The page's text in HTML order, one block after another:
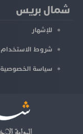
شمال بريس
للإشهار
شروط الاستخدام
سياسة الخصوصية